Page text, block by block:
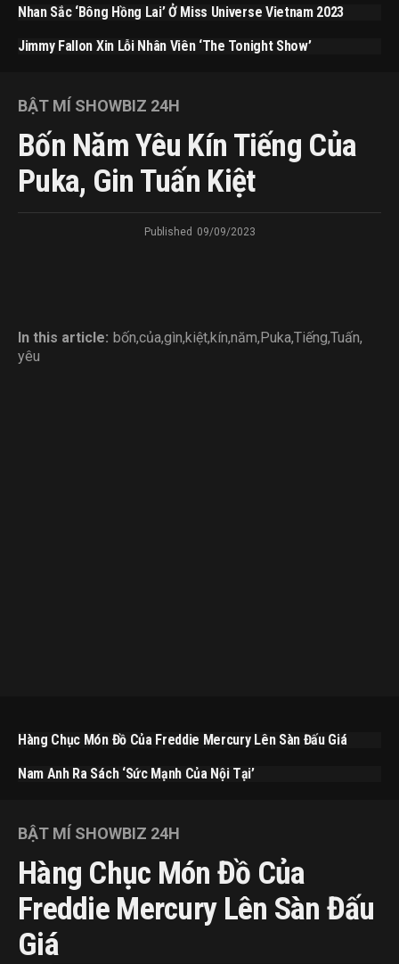
Nhan Sắc ‘bông Hồng Lai’ Ở Miss Universe Vietnam 2023
Jimmy Fallon Xin Lỗi Nhân Viên ‘The Tonight Show’
BẬT MÍ SHOWBIZ 24H
Bốn Năm Yêu Kín Tiếng Của
Puka, Gin Tuấn Kiệt
Published 09/09/2023
In this article: bốn,của,gìn,kiệt,kín,năm,Puka,Tiếng,Tuấn,
yêu
Hàng Chục Món Đồ Của Freddie Mercury Lên Sàn Đấu Giá
Nam Anh Ra Sách ‘Sức Mạnh Của Nội Tại’
BẬT MÍ SHOWBIZ 24H
Hàng Chục Món Đồ Của
Freddie Mercury Lên Sàn Đấu
Giá